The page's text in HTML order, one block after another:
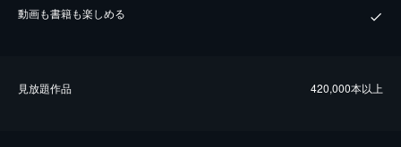
動画も書籍も楽しめる
⾒放題作品 420,000本以上